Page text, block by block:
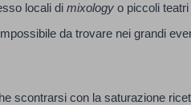
locali di mixology o piccoli
da trovare nei grandi
scontrarsi con la saturazione